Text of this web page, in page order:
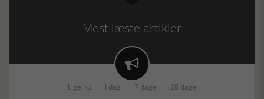
Mest læste artikler

Lige nu I dag 7 dage 28 dage